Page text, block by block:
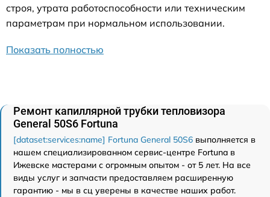
строя, утрата работоспособности или техническим
параметрам при нормальном использовании.
Показать полностью
Ремонт капиллярной трубки тепловизора
General 50S6 Fortuna
[dataset:services:name] Fortuna General 50S6 выполняется в
нашем специализированном сервис-центре Fortuna в
Ижевске мастерами с огромным опытом - от 5 лет. На все
виды услуг и запчасти предоставляем расширенную
гарантию - мы в сц уверены в качестве наших работ.